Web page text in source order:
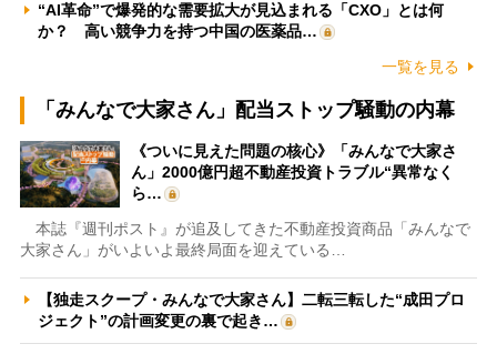
“AI革命”で爆発的な需要拡大が見込まれる「CXO」とは何
か？ 高い競争力を持つ中国の医薬品…
一覧を見る
「みんなで大家さん」配当ストップ騒動の内幕
《ついに見えた問題の核心》「みんなで大家さ
ん」2000億円超不動産投資トラブル“異常なく
ら…
本誌『週刊ポスト』が追及してきた不動産投資商品「みんなで
大家さん」がいよいよ最終局面を迎えている…
【独走スクープ・みんなで大家さん】二転三転した“成田プロ
ジェクト”の計画変更の裏で起き…